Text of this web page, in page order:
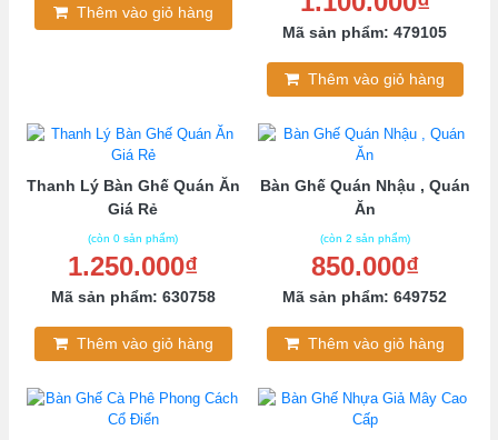
Thêm vào giỏ hàng
Mã sản phẩm: 479105
Thêm vào giỏ hàng
Thanh Lý Bàn Ghế Quán Ăn
Giá Rẻ
(còn 0 sản phẩm)
1.250.000₫
Mã sản phẩm: 630758
Thêm vào giỏ hàng
Bàn Ghế Quán Nhậu , Quán
Ăn
(còn 2 sản phẩm)
850.000₫
Mã sản phẩm: 649752
Thêm vào giỏ hàng